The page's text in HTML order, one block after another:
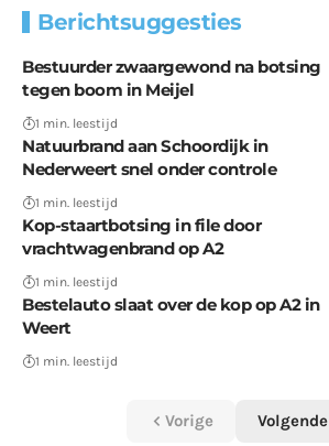
Berichtsuggesties
Bestuurder zwaargewond na botsing
tegen boom in Meijel
1 min. leestijd
Natuurbrand aan Schoordijk in
Nederweert snel onder controle
1 min. leestijd
Kop-staartbotsing in file door
vrachtwagenbrand op A2
1 min. leestijd
Bestelauto slaat over de kop op A2 in
Weert
1 min. leestijd
Vorige Volgende